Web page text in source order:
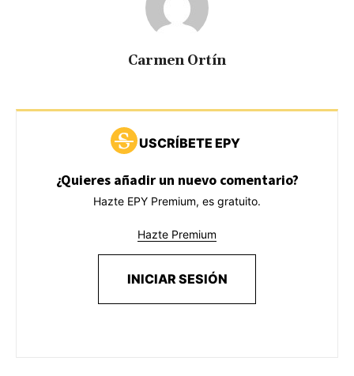
Carmen Ortín
USCRÍBETE EPY
¿Quieres añadir un nuevo comentario?
Hazte EPY Premium, es gratuito.
Hazte Premium
INICIAR SESIÓN